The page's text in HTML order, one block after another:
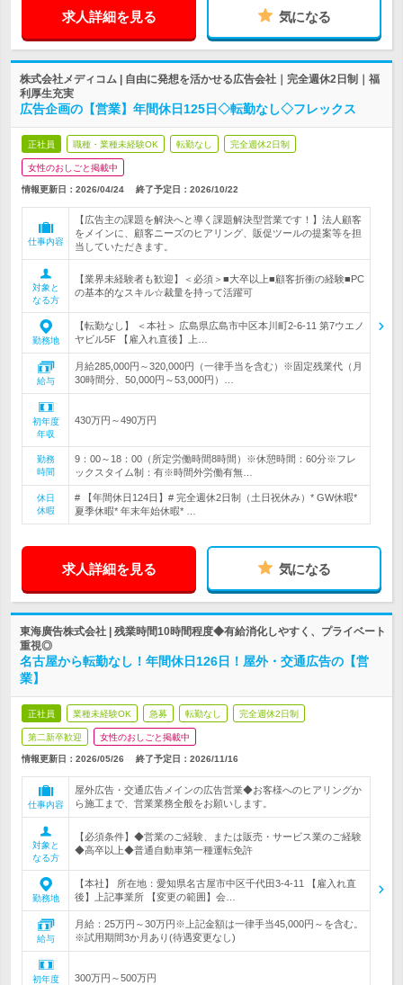
求人詳細を見る 気になる
株式会社メディコム | 自由に発想を活かせる広告会社｜完全週休2日制｜福
利厚生充実
広告企画の【営業】年間休日125日◇転勤なし◇フレックス
正社員 職種・業種未経験OK 転勤なし 完全週休2日制
女性のおしごと掲載中
情報更新日：2026/04/24 終了予定日： 2026/10/22
仕事内容
【広告主の課題を解決へと導く課題解決型営業です！】法人顧客
をメインに、顧客ニーズのヒアリング、販促ツールの提案等を担
当していただきます。
対象と
なる方
【業界未経験者も歓迎】＜必須＞■大卒以上■顧客折衝の経験■PC
の基本的なスキル☆裁量を持って活躍可
勤務地
【転勤なし】 ＜本社＞ 広島県広島市中区本川町2-6-11 第7ウエノ
ヤビル5F 【雇入れ直後】上…
給与
月給285,000円～320,000円（一律手当を含む）※固定残業代（月
30時間分、50,000円～53,000円）…
初年度
年収
430万円～490万円
勤務
時間
9：00～18：00（所定労働時間8時間）※休憩時間：60分※フレ
ックスタイム制：有※時間外労働有無…
休日
休暇
# 【年間休日124日】# 完全週休2日制（土日祝休み）* GW休暇*
夏季休暇* 年末年始休暇* …
求人詳細を見る 気になる
東海廣告株式会社 | 残業時間10時間程度◆有給消化しやすく、プライベート
重視◎
名古屋から転勤なし！年間休日126日！屋外・交通広告の【営
業】
正社員 業種未経験OK 急募 転勤なし 完全週休2日制
第二新卒歓迎 女性のおしごと掲載中
情報更新日：2026/05/26 終了予定日： 2026/11/16
仕事内容
屋外広告・交通広告メインの広告営業◆お客様へのヒアリングか
ら施工まで、営業業務全般をお願いします。
対象と
なる方
【必須条件】◆営業のご経験、または販売・サービス業のご経験
◆高卒以上◆普通自動車第一種運転免許
勤務地
【本社】 所在地：愛知県名古屋市中区千代田3-4-11 【雇入れ直
後】上記事業所 【変更の範囲】会…
給与
月給：25万円～30万円※上記金額は一律手当45,000円～を含む。
※試用期間3か月あり(待遇変更なし)
初年度
300万円～500万円